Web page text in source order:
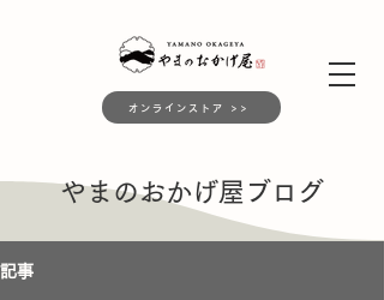
オンラインストア >>
やまのおかげ屋ブログ
記事